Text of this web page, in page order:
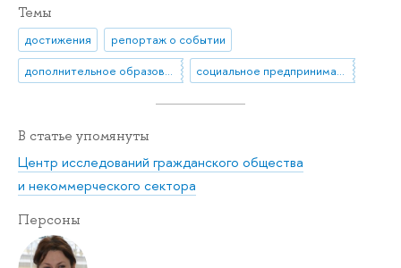
Темы
достижения
репортаж о событии
дополнительное образование
социальное предпринимательство
В статье упомянуты
Центр исследований гражданского общества
и некоммерческого сектора
Персоны